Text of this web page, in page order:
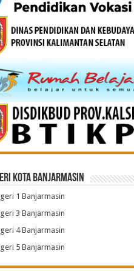
Kota Banjarmasin
1 Banjarmasin
3 Banjarmasin
4 Banjarmasin
5 Banjarmasin